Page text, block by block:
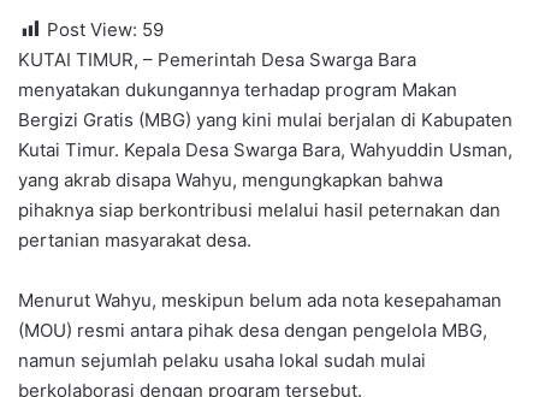
Post View: 59
KUTAI TIMUR, – Pemerintah Desa Swarga Bara
menyatakan dukungannya terhadap program Makan
Bergizi Gratis (MBG) yang kini mulai berjalan di Kabupaten
Kutai Timur. Kepala Desa Swarga Bara, Wahyuddin Usman,
yang akrab disapa Wahyu, mengungkapkan bahwa
pihaknya siap berkontribusi melalui hasil peternakan dan
pertanian masyarakat desa.
Menurut Wahyu, meskipun belum ada nota kesepahaman
(MOU) resmi antara pihak desa dengan pengelola MBG,
namun sejumlah pelaku usaha lokal sudah mulai
berkolaborasi dengan program tersebut.